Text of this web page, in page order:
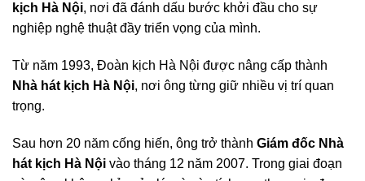
kịch Hà Nội, nơi đã đánh dấu bước khởi đầu cho sự
nghiệp nghệ thuật đầy triển vọng của mình.
Từ năm 1993, Đoàn kịch Hà Nội được nâng cấp thành
Nhà hát kịch Hà Nội, nơi ông từng giữ nhiều vị trí quan
trọng.
Sau hơn 20 năm cống hiến, ông trở thành Giám đốc Nhà
hát kịch Hà Nội vào tháng 12 năm 2007. Trong giai đoạn